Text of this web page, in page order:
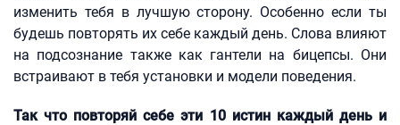
изменить тебя в лучшую сторону. Особенно если ты
будешь повторять их себе каждый день. Слова влияют
на подсознание также как гантели на бицепсы. Они
встраивают в тебя установки и модели поведения.
Так что повторяй себе эти 10 истин каждый день и